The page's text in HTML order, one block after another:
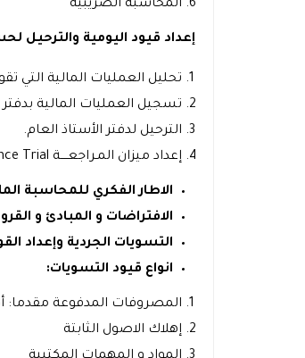
المحاسبة الضريبية
إعداد قيود اليومية والترحيل
تحليل العمليات المالية التي
تسجيل العمليات المالية بدفتر
الترحيل لدفتر الأستاذ العام.
إعداد ميزان المـراجعــــة Balance Trial
الاطار الفكري للمحاسبة
الافتراضات و المبادئ و
التسويات الجردية وإعداد
انواع قيود التسويات:
المصروفات المدفوعة مقدما:
إهلاك الاصول الثابتة